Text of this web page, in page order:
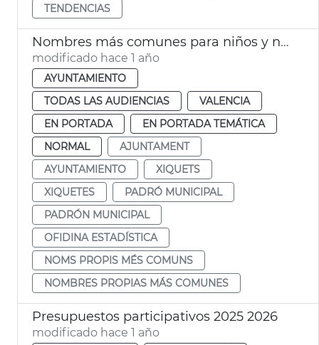
TENDENCIAS
Nombres más comunes para niños y niñas nacidos 2024 Vlc
modificado hace 1 año
AYUNTAMIENTO
TODAS LAS AUDIENCIAS
VALENCIA
EN PORTADA
EN PORTADA TEMÁTICA
NORMAL
AJUNTAMENT
AYUNTAMIENTO
XIQUETS
XIQUETES
PADRÓ MUNICIPAL
PADRÓN MUNICIPAL
OFIDINA ESTADÍSTICA
NOMS PROPIS MÉS COMUNS
NOMBRES PROPIAS MÁS COMUNES
Presupuestos participativos 2025 2026
modificado hace 1 año